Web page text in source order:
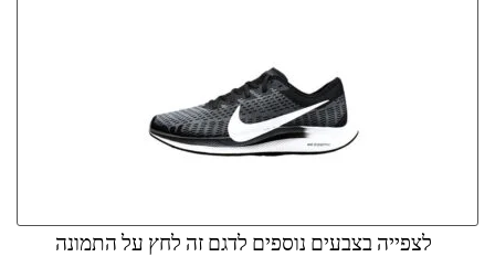
לצפייה בצבעים נוספים לדגם זה לחץ על התמונה